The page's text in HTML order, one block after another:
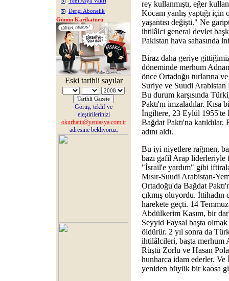
Dergi Abonelik
Günün Karikatürü
Eski tarihli sayılar
Görüş, teklif ve
eleştirilerinizi
okurhatti@yeniasya.com.tr
adresine bekliyoruz.
rey kullanmıştı, eğer
Kocam yanlış yaptığı
yaşantısı değişti." Ne
ihtilâlci general devlet
Pakistan hava sahasında
Biraz daha geriye
döneminde merhum
önce Ortadoğu turlarına
Suriye ve Suudi Arabistan
Bu durum karşısında
Paktı'nı imzaladılar.
İngiltere, 23 Eylül 1955'te
Bağdat Paktı'na
adını aldı.
Bu iyi niyetlere rağmen,
bazı gafil Arap liderleriyle
"İsrail'e yardım" gibi
Mısır-Suudi Arabistan-
Ortadoğu'da Bağdat
çıkmış oluyordu. İttihadın
harekete geçti. 14
Abdülkerim Kasım, bir
Seyyid Faysal başta
öldürür. 2 yıl sonra da
ihtilâlcileri, başta merhum
Rüştü Zorlu ve Hasan
hunharca idam ederler. Ve
yeniden büyük bir kaosa